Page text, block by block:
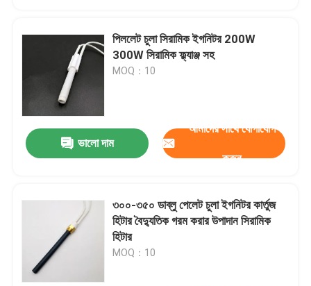
পিললেট চুলা সিরামিক ইগনিটর 200W
300W সিরামিক ফ্ল্যাঞ্জ সহ
MOQ：10
ভালো দাম
আমাদের সাথে যোগাযোগ
করুন
৩০০-৩৫০ ডাব্লু পেলেট চুলা ইগনিটর কার্তুজ
হিটার বৈদ্যুতিক গরম করার উপাদান সিরামিক
হিটার
MOQ：10